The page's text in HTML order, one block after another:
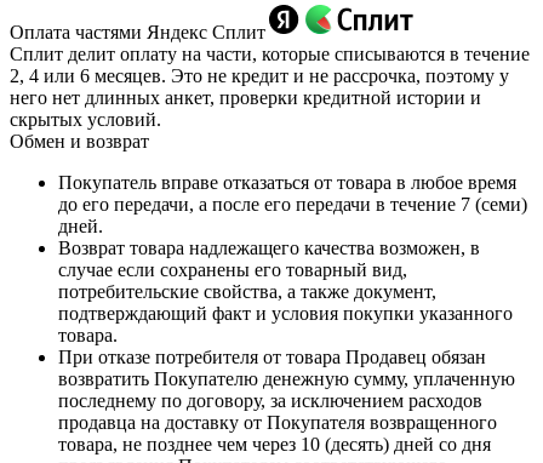
Оплата частями Яндекс Сплит
Сплит делит оплату на части, которые списываются в течение
2, 4 или 6 месяцев. Это не кредит и не рассрочка, поэтому у
него нет длинных анкет, проверки кредитной истории и
скрытых условий.
Обмен и возврат
Покупатель вправе отказаться от товара в любое время
до его передачи, а после его передачи в течение 7 (семи)
дней.
Возврат товара надлежащего качества возможен, в
случае если сохранены его товарный вид,
потребительские свойства, а также документ,
подтверждающий факт и условия покупки указанного
товара.
При отказе потребителя от товара Продавец обязан
возвратить Покупателю денежную сумму, уплаченную
последнему по договору, за исключением расходов
продавца на доставку от Покупателя возвращенного
товара, не позднее чем через 10 (десять) дней со дня